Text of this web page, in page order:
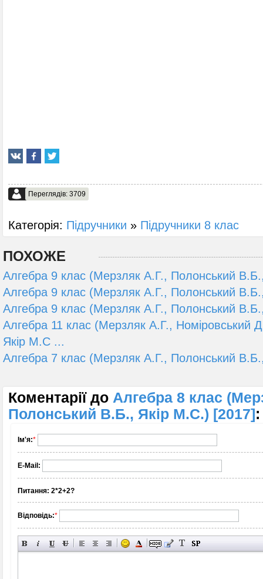
Переглядів: 3709
Категорія: Підручники » Підручники 8 клас
ПОХОЖЕ
Алгебра 9 клас (Мерзляк А.Г., Полонський
Алгебра 9 клас (Мерзляк А.Г., Полонський
Алгебра 9 клас (Мерзляк А.Г., Полонський
Алгебра 11 клас (Мерзляк А.Г., Номіровський
Якір М.С ...
Алгебра 7 клас (Мерзляк А.Г., Полонський
Коментарії до Алгебра 8 клас
Полонський В.Б., Якір М.С.) [2017] :
Ім'я:*
E-Mail:
Питання: 2*2+2?
Відповідь:*